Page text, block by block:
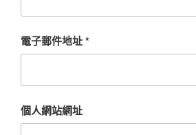
電子郵件地址*
個人網站網址